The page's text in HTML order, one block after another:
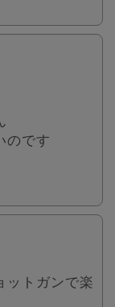
のです
ットガンで楽